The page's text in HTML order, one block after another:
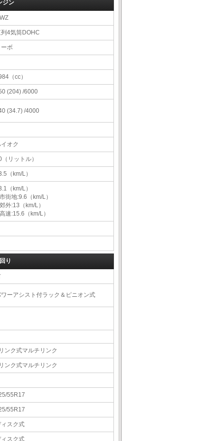
ジン
4気筒DOHC
ボ
（cc）
(204) /6000
(34.7) /4000
オク
（リットル）
（km/L）
（km/L）
街地:9.6（km/L）
外:13（km/L）
速:15.6（km/L）
り
ーアシスト付ラック＆ピニオン式
ンク式マルチリンク
ンク式マルチリンク
55R17
55R17
スク式
スク式